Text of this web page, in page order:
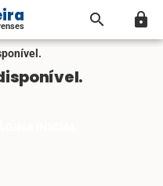
search lock